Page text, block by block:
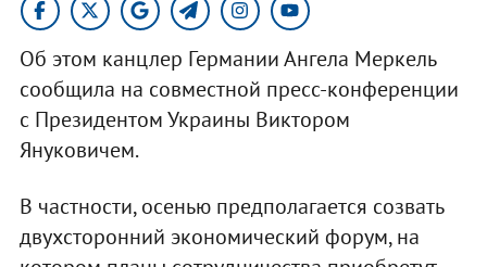
Об этом канцлер Германии Ангела Меркель
сообщила на совместной пресс-конференции
с Президентом Украины Виктором
Януковичем.
В частности, осенью предполагается созвать
двухсторонний экономический форум, на